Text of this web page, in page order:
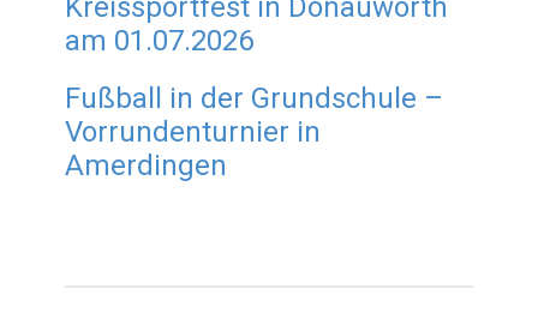
Kreissportfest in Donauwörth
am 01.07.2026
Fußball in der Grundschule –
Vorrundenturnier in
Amerdingen